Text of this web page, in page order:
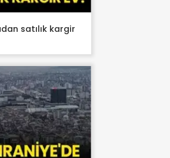
satılık kargir